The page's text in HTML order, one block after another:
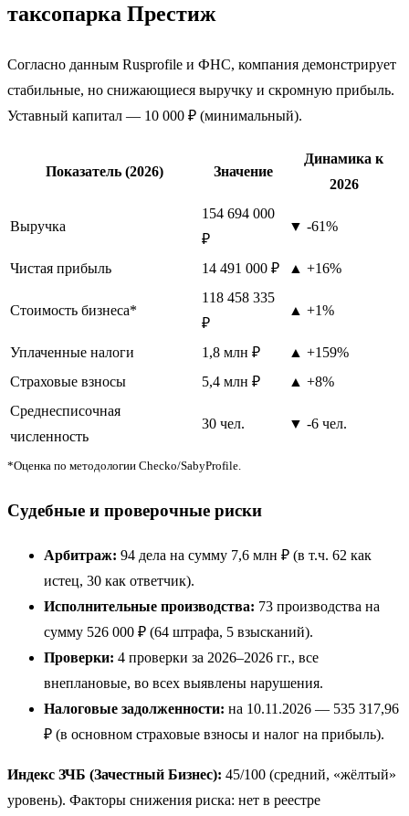
таксопарка Престиж
Согласно данным Rusprofile и ФНС, компания демонстрирует
стабильные, но снижающиеся выручку и скромную прибыль.
Уставный капитал — 10 000 ₽ (минимальный).
Показатель (2026) Значение
Динамика к
2026
Выручка
154 694 000
₽
▼ -61%
Чистая прибыль 14 491 000 ₽ ▲ +16%
Стоимость бизнеса*
118 458 335
₽
▲ +1%
Уплаченные налоги 1,8 млн ₽
▲ +159%
Страховые взносы
5,4 млн ₽
▲ +8%
Среднесписочная
численность
30 чел. ▼ -6 чел.
*Оценка по методологии Checko/SabyProfile.
Судебные и проверочные риски
Арбитраж: 94 дела на сумму 7,6 млн ₽ (в т.ч. 62 как
истец, 30 как ответчик).
Исполнительные производства: 73 производства на
сумму 526 000 ₽ (64 штрафа, 5 взысканий).
Проверки: 4 проверки за 2026–2026 гг., все
внеплановые, во всех выявлены нарушения.
Налоговые задолженности: на 10.11.2026 — 535 317,96
₽ (в основном страховые взносы и налог на прибыль).
Индекс ЗЧБ (Зачестный Бизнес): 45/100 (средний, «жёлтый»
уровень). Факторы снижения риска: нет в реестре